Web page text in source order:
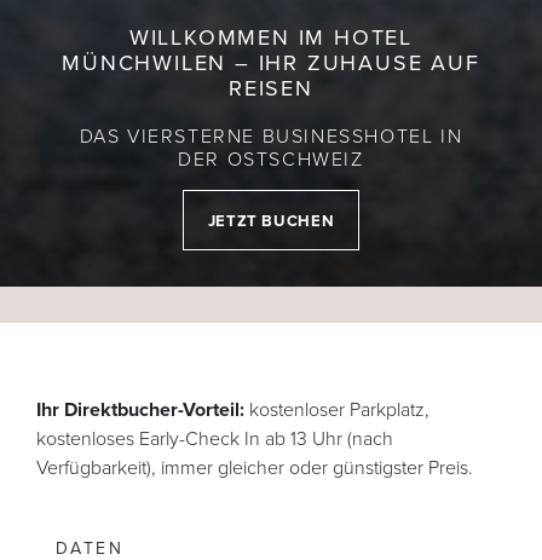
WILLKOMMEN IM HOTEL
MÜNCHWILEN – IHR ZUHAUSE AUF
REISEN
DAS VIERSTERNE BUSINESSHOTEL IN
DER OSTSCHWEIZ
JETZT BUCHEN
Ihr Direktbucher-Vorteil: kostenloser Parkplatz,
kostenloses Early-Check In ab 13 Uhr (nach
Verfügbarkeit), immer gleicher oder günstigster Preis.
DATEN